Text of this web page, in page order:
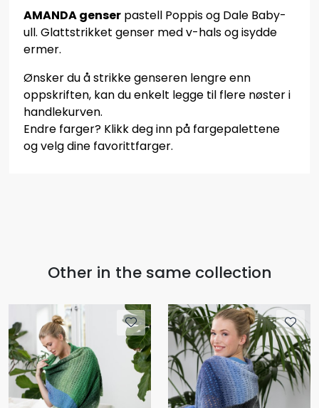
AMANDA genser pastell Poppis og Dale Baby-
ull. Glattstrikket genser med v-hals og isydde
ermer.
Ønsker du å strikke genseren lengre enn
oppskriften, kan du enkelt legge til flere nøster i
handlekurven.
Endre farger? Klikk deg inn på fargepalettene
og velg dine favorittfarger.
Other in the same collection